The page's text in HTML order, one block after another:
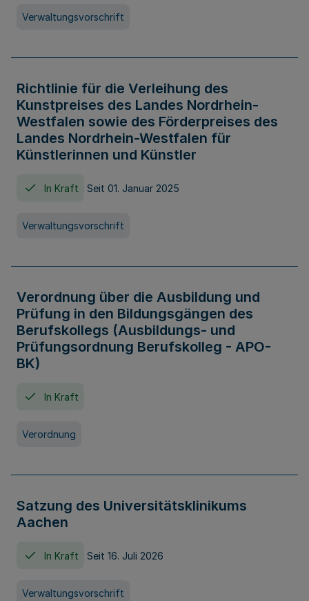
Verwaltungsvorschrift
Richtlinie für die Verleihung des
Kunstpreises des Landes Nordrhein-
Westfalen sowie des Förderpreises des
Landes Nordrhein-Westfalen für
Künstlerinnen und Künstler
In Kraft Seit 01. Januar 2025
Verwaltungsvorschrift
Verordnung über die Ausbildung und
Prüfung in den Bildungsgängen des
Berufskollegs (Ausbildungs- und
Prüfungsordnung Berufskolleg - APO-
BK)
In Kraft
Verordnung
Satzung des Universitätsklinikums
Aachen
In Kraft Seit 16. Juli 2026
Verwaltungsvorschrift